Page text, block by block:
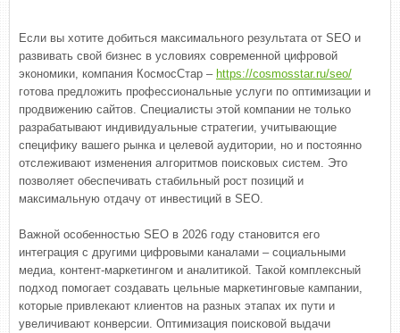
Если вы хотите добиться максимального результата от SEO и
развивать свой бизнес в условиях современной цифровой
экономики, компания КосмосСтар – https://cosmosstar.ru/seo/
готова предложить профессиональные услуги по оптимизации и
продвижению сайтов. Специалисты этой компании не только
разрабатывают индивидуальные стратегии, учитывающие
специфику вашего рынка и целевой аудитории, но и постоянно
отслеживают изменения алгоритмов поисковых систем. Это
позволяет обеспечивать стабильный рост позиций и
максимальную отдачу от инвестиций в SEO.
Важной особенностью SEO в 2026 году становится его
интеграция с другими цифровыми каналами – социальными
медиа, контент-маркетингом и аналитикой. Такой комплексный
подход помогает создавать цельные маркетинговые кампании,
которые привлекают клиентов на разных этапах их пути и
увеличивают конверсии. Оптимизация поисковой выдачи